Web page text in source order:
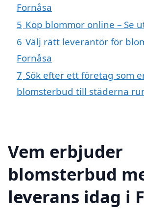
Fornåsa
5 Köp blommor online – Se
6 Välj rätt leverantör för
Fornåsa
7 Sök efter ett företag som
blomsterbud till städerna
Vem erbjuder
blomsterbud
leverans idag i